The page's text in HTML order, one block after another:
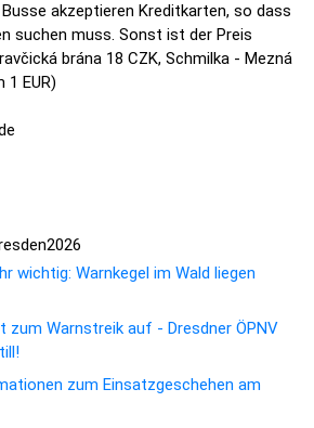
akzeptieren Kreditkarten, so dass
suchen muss. Sonst ist der Preis
brána 18 CZK, Schmilka - Mezná
1 EUR)
Osterwochenende und Einbruch und
Dritter Luchs in Sachsen ausgewildert
wichtig: Warnkegel im Wald liegen
Warnstreik auf - Dresdner ÖPNV
zum Einsatzgeschehen am